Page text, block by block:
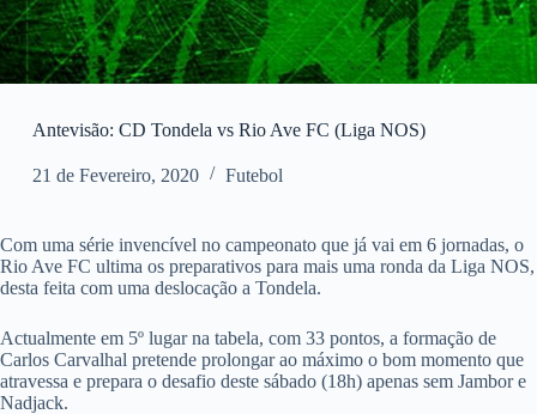
Antevisão: CD Tondela vs Rio Ave FC (Liga NOS)
21 de Fevereiro, 2020 Futebol
Com uma série invencível no campeonato que já vai em 6 jornadas, o
Rio Ave FC ultima os preparativos para mais uma ronda da Liga NOS,
desta feita com uma deslocação a Tondela.
Actualmente em 5º lugar na tabela, com 33 pontos, a formação de
Carlos Carvalhal pretende prolongar ao máximo o bom momento que
atravessa e prepara o desafio deste sábado (18h) apenas sem Jambor e
Nadjack.